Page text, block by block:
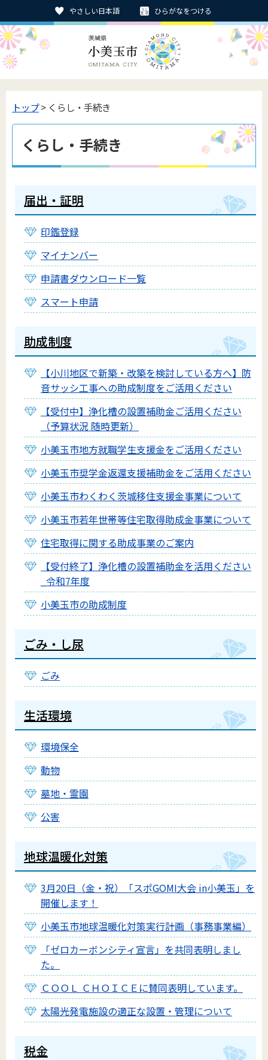
やさしい日本語 ひらがなをつける
トップ> くらし・手続き
くらし・手続き
届出・証明
印鑑登録
マイナンバー
申請書ダウンロード一覧
スマート申請
助成制度
【小川地区で新築・改築を検討している方へ】防
音サッシ工事への助成制度をご活用ください
【受付中】浄化槽の設置補助金ご活用ください
（予算状況 随時更新）
小美玉市地方就職学生支援金をご活用ください
小美玉市奨学金返還支援補助金をご活用ください
小美玉市わくわく茨城移住支援金事業について
小美玉市若年世帯等住宅取得助成金事業について
住宅取得に関する助成事業のご案内
【受付終了】浄化槽の設置補助金を活用ください
_令和7年度
小美玉市の助成制度
ごみ・し尿
ごみ
生活環境
環境保全
動物
墓地・霊園
公害
地球温暖化対策
3月20日（金・祝）「スポGOMI大会 in小美玉」を
開催します！
小美玉市地球温暖化対策実行計画（事務事業編）
「ゼロカーボンシティ宣言」を共同表明しまし
た。
ＣＯＯＬ ＣＨＯＩＣＥに賛同表明しています。
太陽光発電施設の適正な設置・管理について
税金